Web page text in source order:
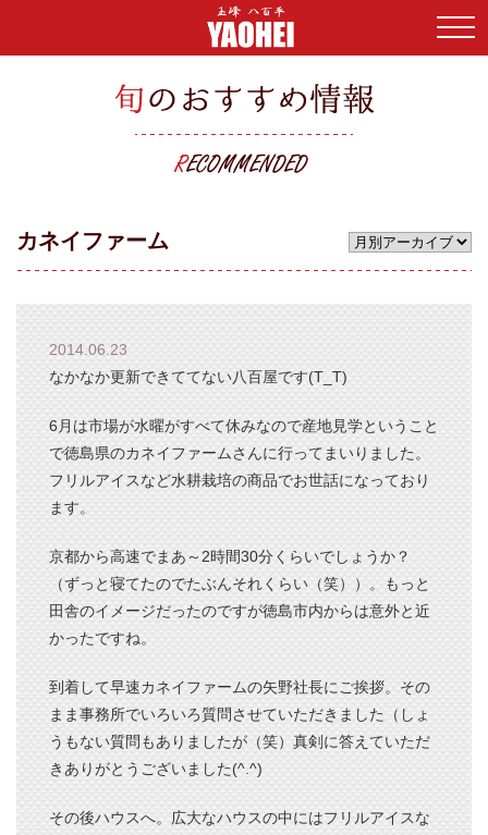
HOME
会社案内
お問い合わせ
HOME カネイファーム
カネイファーム
2014.06.23
なかなか更新できててない八百屋です(T_T)
6月は市場が水曜がすべて休みなので産地見学ということ
で徳島県のカネイファームさんに行ってまいりました。
フリルアイスなど水耕栽培の商品でお世話になっており
ます。
京都から高速でまあ～2時間30分くらいでしょうか？
（ずっと寝てたのでたぶんそれくらい（笑））。もっと
田舎のイメージだったのですが徳島市内からは意外と近
かったですね。
到着して早速カネイファームの矢野社長にご挨拶。その
まま事務所でいろいろ質問させていただきました（しょ
うもない質問もありましたが（笑）真剣に答えていただ
きありがとうございました(^.^)
その後ハウスへ。広大なハウスの中にはフリルアイスな